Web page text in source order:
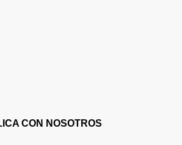
CON NOSOTROS